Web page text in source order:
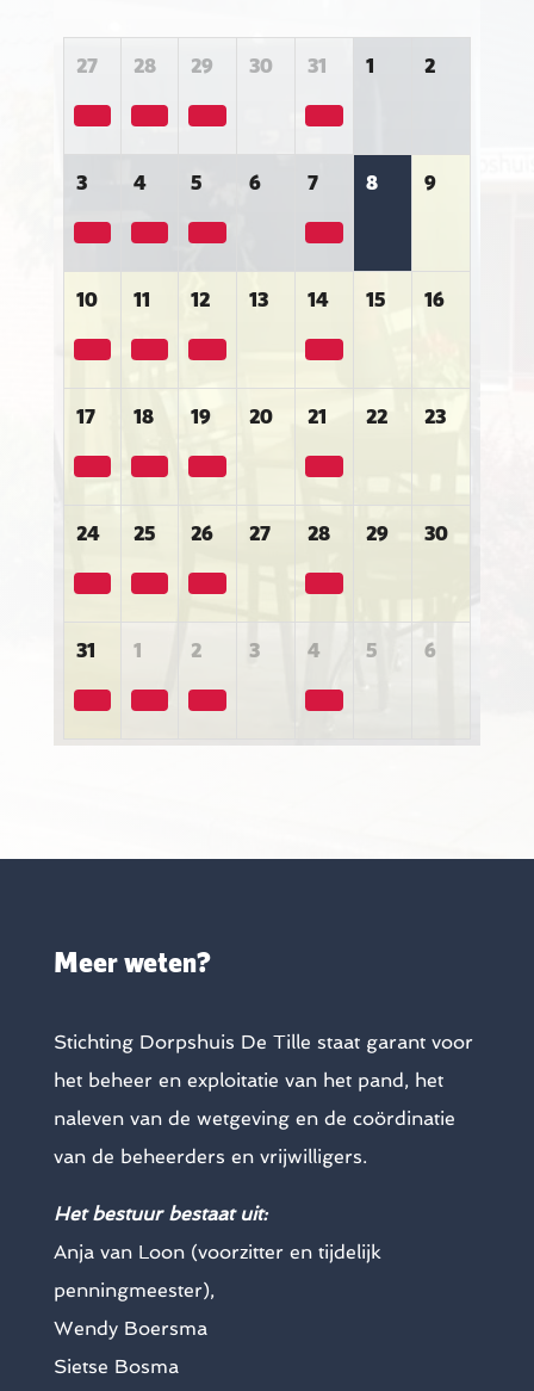
27 28 29 30 31 1 2
3 4 5 6 7 8 9
10 11 12 13 14 15 16
17 18 19 20 21 22 23
24 25 26 27 28 29 30
31 1 2 3 4 5 6
Meer weten?
Stichting Dorpshuis De Tille staat garant voor
het beheer en exploitatie van het pand, het
naleven van de wetgeving en de coördinatie
van de beheerders en vrijwilligers.
Het bestuur bestaat uit:
Anja van Loon (voorzitter en tijdelijk
penningmeester),
Wendy Boersma
Sietse Bosma